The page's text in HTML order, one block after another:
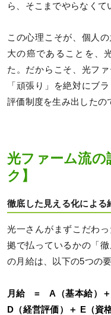
ら、そこまでやらなくて
この心理こそが、個人
大の癌であることを、
た。だからこそ、光フ
「頑張り」を絶対にブ
評価制度を生み出したの
光ファーム流の
ク】
徹底した見える化による
光一さんがまずこだわ
拠で払っているかの「
の月給は、以下の5つの
月給 = A（基本給）＋
D（経営評価）＋ E（資